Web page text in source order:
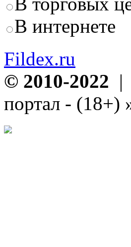
В интернете
Fildex.ru
© 2010-2022 |
портал - (18+)